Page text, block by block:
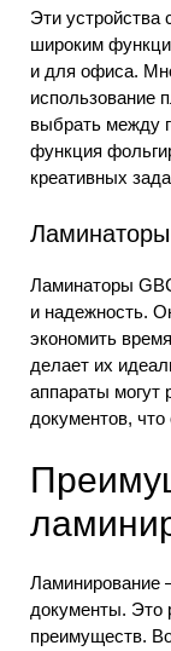
Эти устройства
широким
и для офиса.
использование
выбрать между
функция
креативных
Ламинаторы
и надежность.
экономить
делает их
аппараты
документов,
Ламинирование
документы. Это
преимуществ.